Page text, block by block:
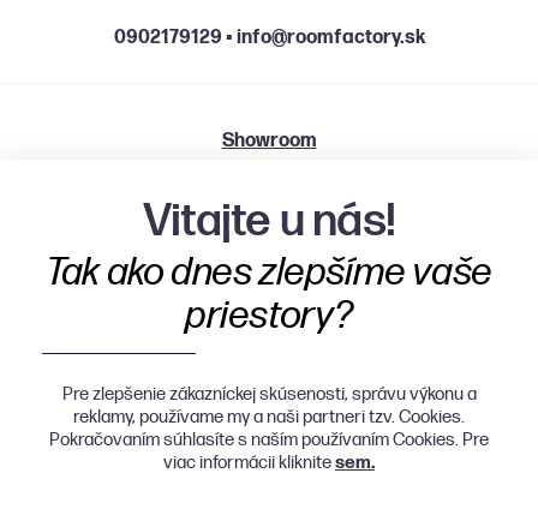
0902179129 ▪ info@roomfactory.sk
Showroom
Po, St, Št 9:00 - 12:00 | 13:00 - 18:00
Ut, Pia 9:00 - 12:00 | 13:00 - 16:00
Vitajte u nás!
Tak ako dnes zlepšíme vaše
priestory?
Pre zlepšenie zákazníckej skúsenosti, správu výkonu a
reklamy, používame my a naši partneri tzv. Cookies.
Pokračovaním súhlasíte s naším používaním Cookies. Pre
viac informácii kliknitesem.